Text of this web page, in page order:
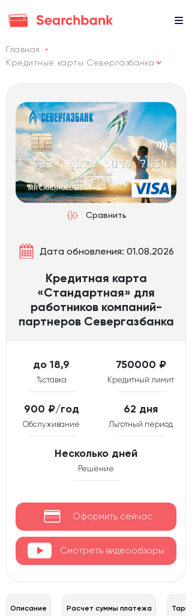
Главная
Кредитные карты Севергазбанка
Сравнить
Дата обновления: 01.08.2026
Кредитная карта
«Стандартная» для
работников компаний-
партнеров Севергазбанка
до 18,9
%ставка
750000 ₽
Кредитный лимит
900 ₽/год
Обслуживание
62 дня
Льготный период
Несколько дней
Решение
Оформить сейчас
Смотреть видеообзоры
Описание Расчет суммы платежа